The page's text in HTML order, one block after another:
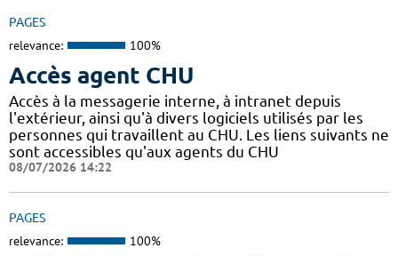
PAGES
relevance: 100%
Accès agent CHU
Accès à la messagerie interne, à intranet depuis
l'extérieur, ainsi qu'à divers logiciels utilisés par les
personnes qui travaillent au CHU. Les liens suivants ne
sont accessibles qu'aux agents du CHU
08/07/2026 14:22
PAGES
relevance: 100%